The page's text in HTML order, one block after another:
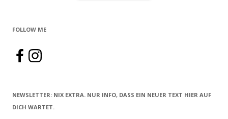
FOLLOW ME
NEWSLETTER: NIX EXTRA. NUR INFO, DASS EIN NEUER TEXT HIER AUF
DICH WARTET.